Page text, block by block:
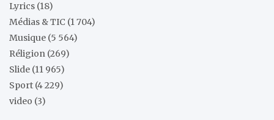
Lyrics (18)
Médias & TIC (1 704)
Musique (5 564)
Réligion (269)
Slide (11 965)
Sport (4 229)
video (3)